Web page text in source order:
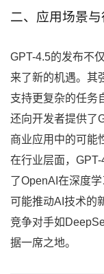
二、应用场景
GPT-4.5的发布不
来了新的机遇。其
支持更复杂的任务
还向开发者提供了
商业应用中的可能
在行业层面，
了OpenAI在深度
可能推动AI技术的
竞争对手如
据一席之地。